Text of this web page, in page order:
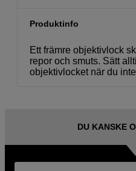
Produktinfo
Ett främre objektivlock
repor och smuts. Sätt
objektivlocket när du
DU KANSKE